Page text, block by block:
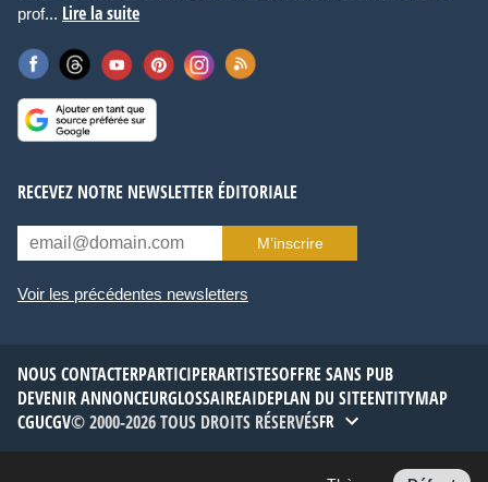
prof... Lire la suite
RECEVEZ NOTRE NEWSLETTER ÉDITORIALE
M’inscrire
Voir les précédentes newsletters
NOUS CONTACTERPARTICIPERARTISTESOFFRE SANS PUB
DEVENIR ANNONCEURGLOSSAIREAIDEPLAN DU SITEENTITYMAP
CGUCGV© 2000-2026 TOUS DROITS RÉSERVÉSFR